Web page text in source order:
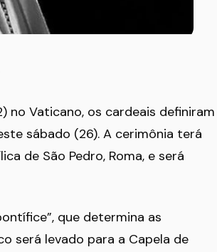
no Vaticano, os cardeais definiram
sábado (26). A cerimônia terá
de São Pedro, Roma, e será
que determina as
será levado para a Capela de